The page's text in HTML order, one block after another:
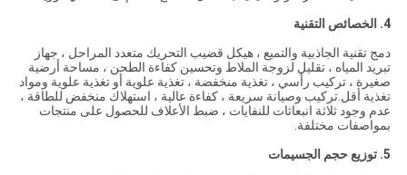
4. الخصائص التقنية
دمج تقنية الجاذبية والتميع ، هيكل قضيب التحريك متعدد المراحل ، جهاز
تبريد المياه ، تقليل لزوجة الملاط وتحسين كفاءة الطحن ، مساحة أرضية
صغيرة ، تركيب رأسي ، تغذية منخفضة ، تغذية علوية أو تغذية علوية ومواد
تغذية أقل.تركيب وصيانة سريعة ، كفاءة عالية ، استهلاك منخفض للطاقة ،
عدم وجود ثلاثة انبعاثات للنفايات ، ضبط الأعلاف للحصول على منتجات
بمواصفات مختلفة.
5. توزيع حجم الجسيمات